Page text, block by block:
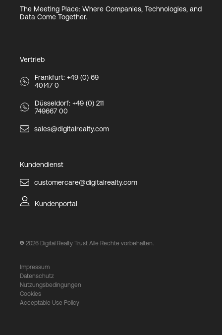
The Meeting Place: Where Companies, Technologies, and
Data Come Together.
Vertrieb
Frankfurt: +49 (0) 69
40147 0
Düsseldorf: +49 (0) 211
749667 00
sales@digitalrealty.com
Kundendienst
customercare@digitalrealty.com
Kundenportal
2026 Digital Realty Trust Alle Rechte vorbehalten.
Impressum
Datenschutz
Nutzungsbedingungen
Cookies
Acceptable Use Policy